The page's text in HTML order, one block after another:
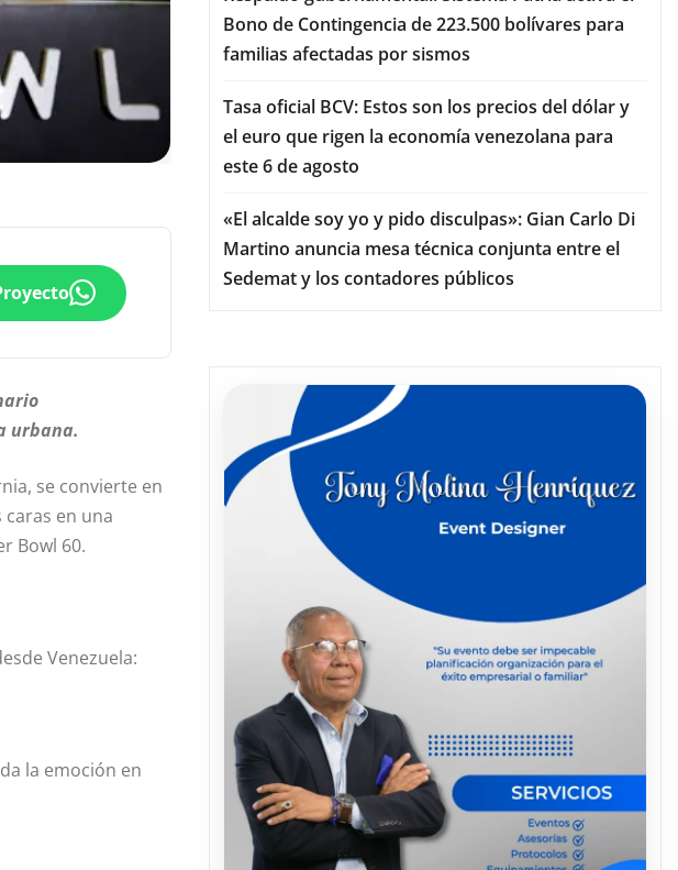
urbana.
se convierte en
en una
Bowl 60.
Venezuela:
la emoción en
Bono de Contingencia de 223.500 bolívares para
familias afectadas por sismos
Tasa oficial BCV: Estos son los precios del dólar y
el euro que rigen la economía venezolana para
este 6 de agosto
«El alcalde soy yo y pido disculpas»: Gian Carlo Di
Martino anuncia mesa técnica conjunta entre el
Sedemat y los contadores públicos